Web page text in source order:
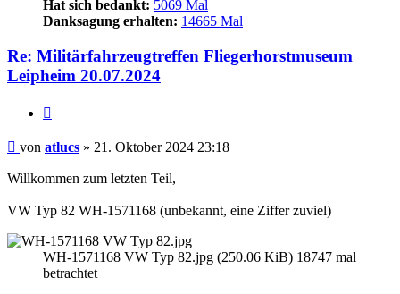
Hat sich bedankt: 5069 Mal
Danksagung erhalten: 14665 Mal
Re: Militärfahrzeugtreffen Fliegerhorstmuseum
Leipheim 20.07.2024
Beitrag
von atlucs » 21. Oktober 2024 23:18
Willkommen zum letzten Teil,
VW Typ 82 WH-1571168 (unbekannt, eine Ziffer zuviel)
WH-1571168 VW Typ 82.jpg (250.06 KiB) 18747 mal
betrachtet